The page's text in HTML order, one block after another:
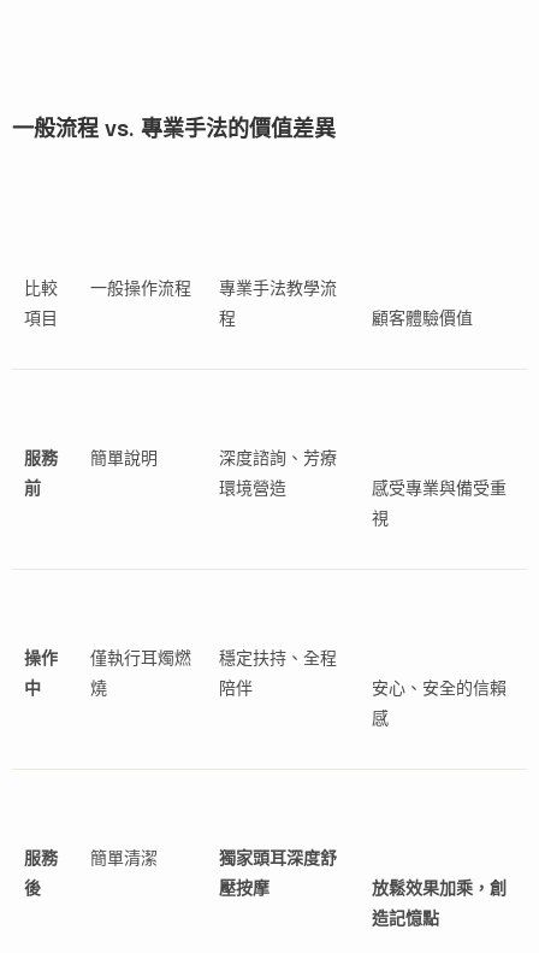
一般流程 vs. 專業手法的價值差異
比較
項目
一般操作流程
專業手法教學流
程
顧客體驗價值
服務
前
簡單說明
深度諮詢、芳療
環境營造
感受專業與備受重
視
操作
中
僅執行耳燭燃
燒
穩定扶持、全程
陪伴
安心、安全的信賴
感
服務
後
簡單清潔
獨家頭耳深度舒
壓按摩
放鬆效果加乘，創
造記憶點